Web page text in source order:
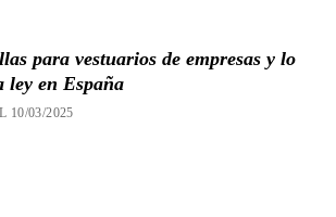
para vestuarios de empresas y lo
ley en España
10/03/2025